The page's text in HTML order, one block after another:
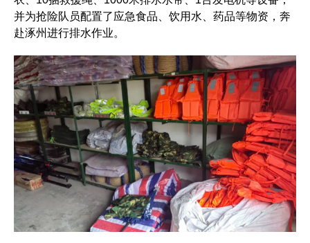
并为抢险队员配置了应急食品、饮用水、药品等物资，奔
赴涿州进行排水作业。